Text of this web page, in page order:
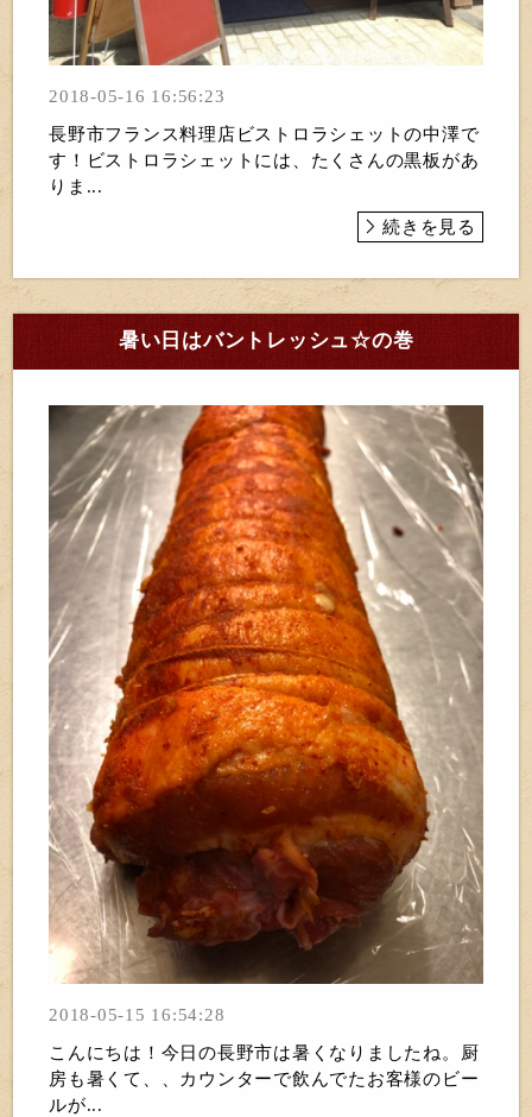
2018-05-16 16:56:23
長野市フランス料理店ビストロラシェットの中澤で
す！ビストロラシェットには、たくさんの黒板があ
りま...
続きを見る
暑い日はバントレッシュ☆の巻
2018-05-15 16:54:28
こんにちは！今日の長野市は暑くなりましたね。厨
房も暑くて、、カウンターで飲んでたお客様のビー
ルが...